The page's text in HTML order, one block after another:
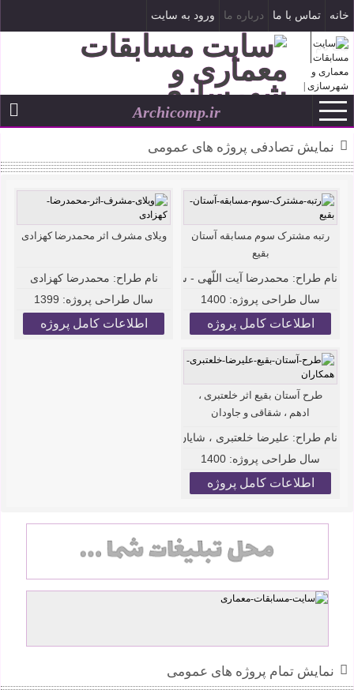
خانه تماس با ما درباره ما ورود به سایت
ثبت نام
Archicomp.ir
نمایش تصادفی پروژه های عمومی
رتبه مشترک سوم مسابقه آستان
بقیع
نام طراح: محمدرضا آیت اللّهی - سَیِّد امیر حسینی - محمدرضا رحیم
سال طراحی پروژه: 1400
اطلاعات کامل پروژه
ویلای مشرف اثر محمدرضا کهزادی
نام طراح: محمدرضا کهزادی
سال طراحی پروژه: 1399
اطلاعات کامل پروژه
طرح آستان بقیع اثر خلعتبری ،
ادهم ، شقاقی و جاودان
نام طراح: علیرضا خلعتبری ، شایان ادهم ، پوریا شقاقی و امیر جاودان
سال طراحی پروژه: 1400
اطلاعات کامل پروژه
نمایش تمام پروژه های عمومی